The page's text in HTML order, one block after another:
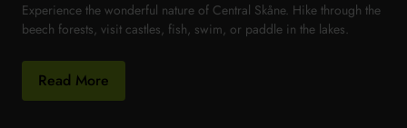
Experience the wonderful nature of Central Skåne. Hike through the
beech forests, visit castles, fish, swim, or paddle in the lakes.
Read More